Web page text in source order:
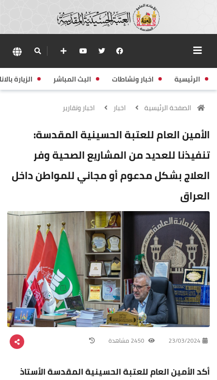
الرئيسية اخبار ونشاطات البث المباشر الزيارة
الصفحة الرئيسية اخبار اخبار وتقارير
الأمين العام للعتبة الحسينية المقدسة:
تنفيذنا للعديد من المشاريع الصحية وفر
العلاج بشكل مدعوم أو مجاني للمواطن داخل
العراق
23/03/2024
أكد الأمين العام للعتبة الحسينية المقدسة الأستاذ